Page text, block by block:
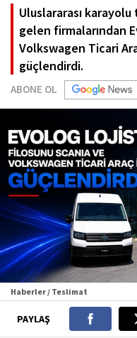
Uluslararası karayolu
gelen firmalarından
Volkswagen Ticari
güçlendirdi.
ABONE OL
Haberler / Teslimat
PAYLAŞ